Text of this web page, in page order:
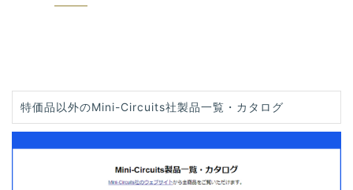
特価品以外のMini-Circuits社製品一覧・カタログ